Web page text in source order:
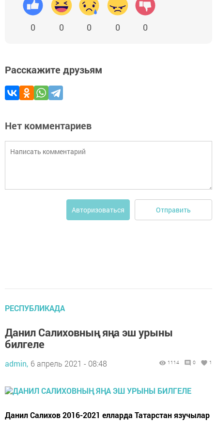
0 0 0 0 0
Расскажите друзьям
Нет комментариев
Авторизоваться Отправить
РЕСПУБЛИКАДА
Данил Салиховның яңа эш урыны
билгеле
admin, 6 апрель 2021 - 08:48 1114 0 1
Данил Салихов 2016-2021 елларда Татарстан язучылар